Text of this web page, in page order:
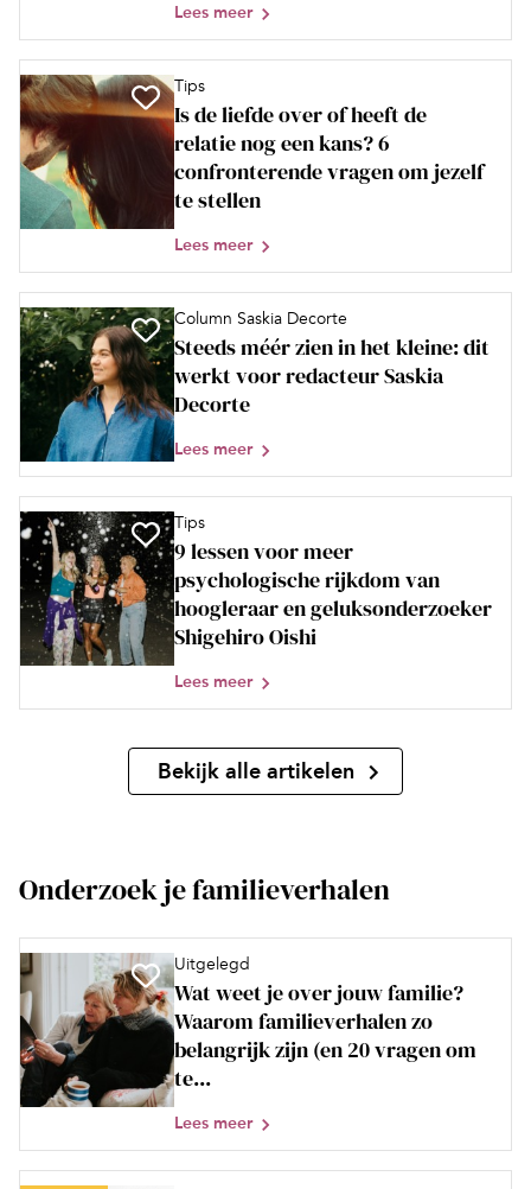
Lees meer
Tips
Is de liefde over of heeft de
relatie nog een kans? 6
confronterende vragen om jezelf
te stellen
Lees meer
Column Saskia Decorte
Steeds méér zien in het kleine: dit
werkt voor redacteur Saskia
Decorte
Lees meer
Tips
9 lessen voor meer
psychologische rijkdom van
hoogleraar en geluksonderzoeker
Shigehiro Oishi
Lees meer
Bekijk alle artikelen
Onderzoek je familieverhalen
Uitgelegd
Wat weet je over jouw familie?
Waarom familieverhalen zo
belangrijk zijn (en 20 vragen om
te...
Lees meer